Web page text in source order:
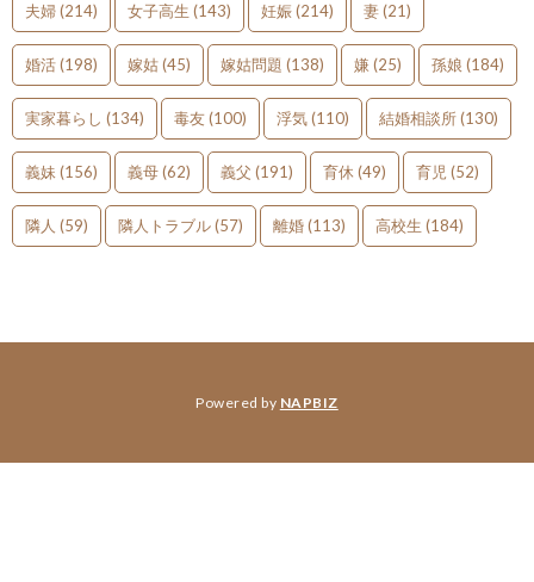
夫婦(214) 女子高生 (143) 妊娠(214) 妻(21)
婚活(198) 嫁姑(45) 嫁姑問題 (138) 嫌 (25) 孫娘 (184)
実家暮らし (134) 毒友(100) 浮気(110) 結婚相談所(130)
義妹(156) 義母(62) 義父 (191) 育休 (49) 育児(52)
隣人 (59) 隣人トラブル(57) 離婚(113) 高校生 (184)
Powered by NAPBIZ